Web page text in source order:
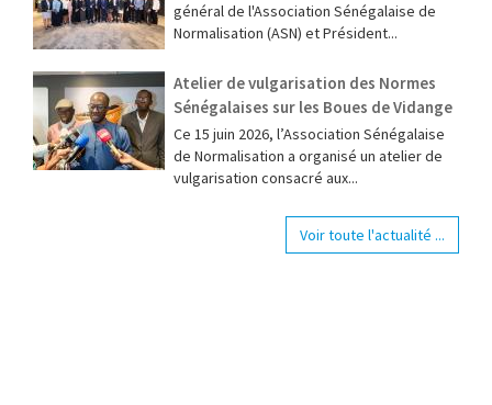
général de l'Association Sénégalaise de
Normalisation (ASN) et Président...
Atelier de vulgarisation des Normes
Sénégalaises sur les Boues de Vidange
Ce 15 juin 2026, l’Association Sénégalaise
de Normalisation a organisé un atelier de
vulgarisation consacré aux...
Voir toute l'actualité ...